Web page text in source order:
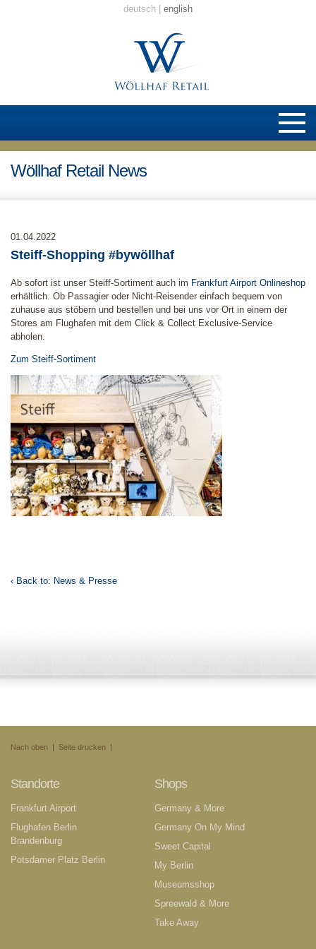
deutsch english
Wöllhaf Retail News
01.04.2022
Steiff-Shopping #bywöllhaf
Ab sofort ist unser Steiff-Sortiment auch im Frankfurt Airport Onlineshop
erhältlich. Ob Passagier oder Nicht-Reisender einfach bequem von
zuhause aus stöbern und bestellen und bei uns vor Ort in einem der
Stores am Flughafen mit dem Click & Collect Exclusive-Service
abholen.
Zum Steiff-Sortiment
‹ Back to: News & Presse
Nach oben Seite drucken
Standorte
Frankfurt Airport
Flughafen Berlin
Brandenburg
Potsdamer Platz Berlin
Shops
Germany & More
Germany On My Mind
Sweet Capital
My Berlin
Museumsshop
Spreewald & More
Take Away